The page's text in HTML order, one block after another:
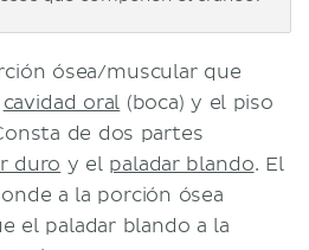
ósea/muscular que
cavidad oral (boca) y el piso
de dos partes
duro y el paladar blando. El
a la porción ósea
el paladar blando a la